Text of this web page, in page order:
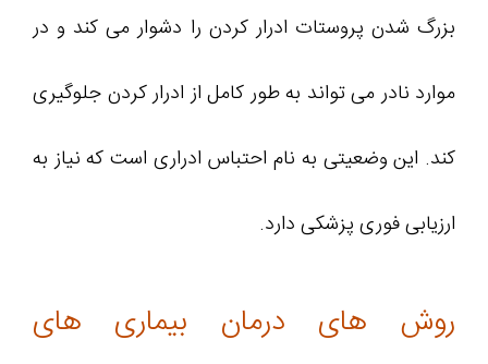
بزرگ شدن پروستات ادرار کردن را دشوار می کند و در
موارد نادر می تواند به طور کامل از ادرار کردن جلوگیری
کند. این وضعیتی به نام احتباس ادراری است که نیاز به
ارزیابی فوری پزشکی دارد.
روش های درمان بیماری های